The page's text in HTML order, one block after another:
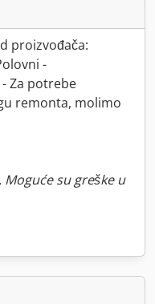
proizvođača:
-
Za potrebe
remonta, molimo
su greške u